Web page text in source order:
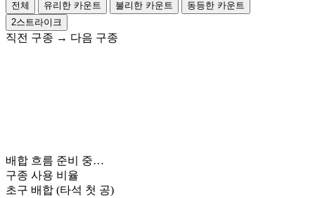
전체 유리한 카운트 불리한 카운트
동등한 카운트
2스트라이크
직전 구종 → 다음 구종
배합 흐름 준비 중…
구종 사용 비율
초구 배합 (타석 첫 공)